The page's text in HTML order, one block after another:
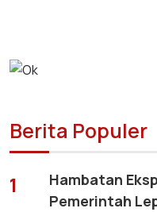
Berita Populer
1
Hambatan
Pemerintah